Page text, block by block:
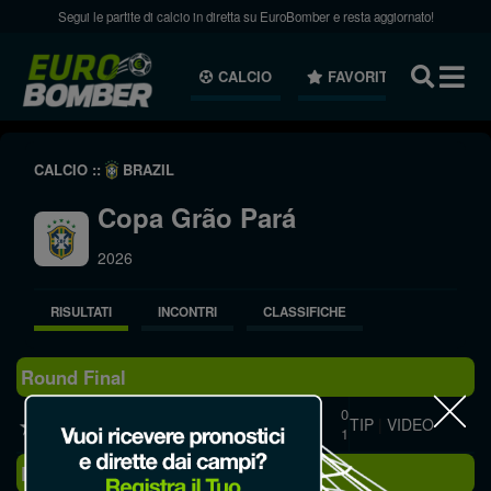
Segui le partite di calcio in diretta su EuroBomber e resta aggiornato!
CALCIO FAVORITI NEWS
CALCIO :: BRAZIL
Copa Grão Pará
2026
RISULTATI INCONTRI CLASSIFICHE
Round Final
07.03
Capitao Poco
0
1TIP| VIDEO
Round Semi-finals